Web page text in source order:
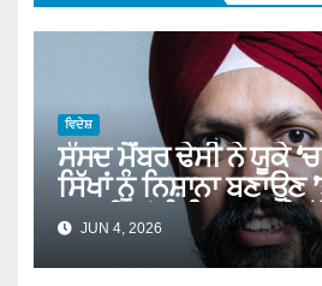
ਵਿਦੇਸ਼
ਸੰਸਦ ਮੈਂਬਰ ਢੇਸੀ ਨੇ ਯੂਕੇ
ਸਿੱਖਾਂ ਨੂੰ ਨਿਸ਼ਾਨਾ ਬਣਾਉਣ
ਪਾਰਟੀਆਂ ਨੂੰ ਲਿਆ ਆੜੇ
JUN 4, 2026